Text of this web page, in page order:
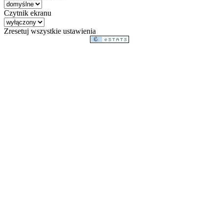
Czytnik ekranu
Zresetuj wszystkie ustawienia